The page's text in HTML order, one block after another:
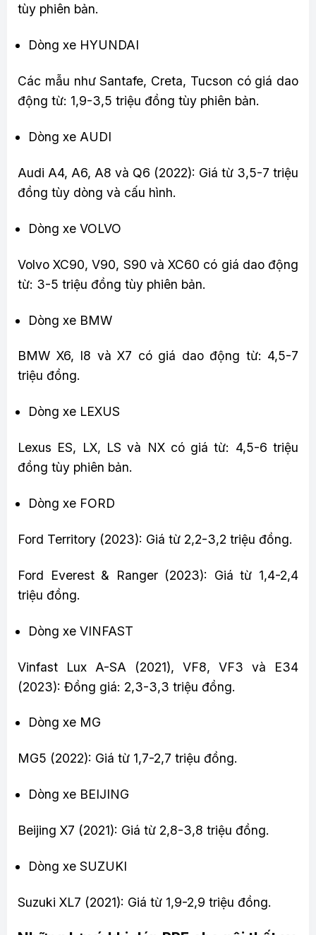
tùy phiên bản.
Dòng xe HYUNDAI
Các mẫu như Santafe, Creta, Tucson có giá dao
động từ: 1,9-3,5 triệu đồng tùy phiên bản.
Dòng xe AUDI
Audi A4, A6, A8 và Q6 (2022): Giá từ 3,5-7 triệu
đồng tùy dòng và cấu hình.
Dòng xe VOLVO
Volvo XC90, V90, S90 và XC60 có giá dao động
từ: 3-5 triệu đồng tùy phiên bản.
Dòng xe BMW
BMW X6, I8 và X7 có giá dao động từ: 4,5-7
triệu đồng.
Dòng xe LEXUS
Lexus ES, LX, LS và NX có giá từ: 4,5-6 triệu
đồng tùy phiên bản.
Dòng xe FORD
Ford Territory (2023): Giá từ 2,2-3,2 triệu đồng.
Ford Everest & Ranger (2023): Giá từ 1,4-2,4
triệu đồng.
Dòng xe VINFAST
Vinfast Lux A-SA (2021), VF8, VF3 và E34
(2023): Đồng giá: 2,3-3,3 triệu đồng.
Dòng xe MG
MG5 (2022): Giá từ 1,7-2,7 triệu đồng.
Dòng xe BEIJING
Beijing X7 (2021): Giá từ 2,8-3,8 triệu đồng.
Dòng xe SUZUKI
Suzuki XL7 (2021): Giá từ 1,9-2,9 triệu đồng.